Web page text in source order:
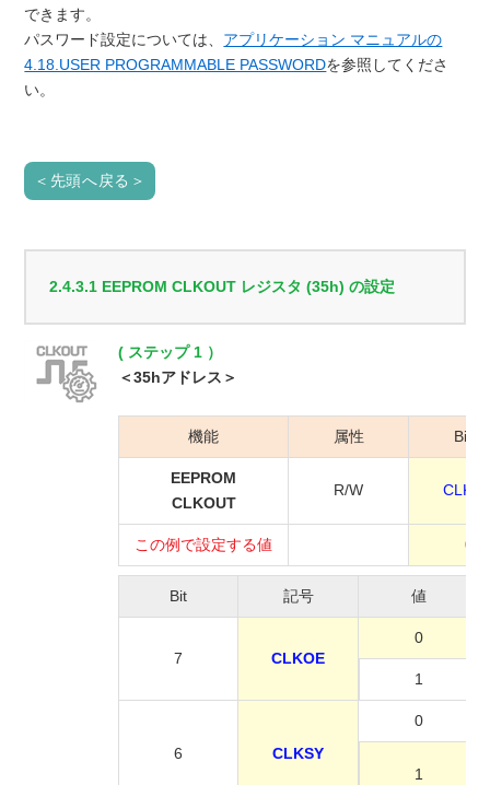
できます。
パスワード設定については、 アプリケーション マニュアルの
4.18.USER PROGRAMMABLE PASSWORDを参照してくださ
い。
＜先頭へ戻る＞
2.4.3.1 EEPROM CLKOUT レジスタ (35h) の設定
( ステップ 1 ）
＜35hアドレス＞
機能 属性 Bit:7
EEPROM
CLKOUT
R/W
この例で設定する値 0
Bit 記号 値
7 CLKOE
0
1
6 CLKSY
0
1